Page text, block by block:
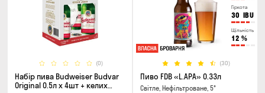
(0)
Набір пива Budweiser Budvar
Original 0.5л х 4шт + келих
Гіркота
30 IBU
Щільність
12 %
(30)
Пиво FDB «L.APA» 0.33л
Світле, Нефільтроване, 5°